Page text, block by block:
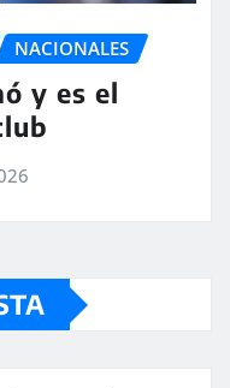
NACIONALES
y es el